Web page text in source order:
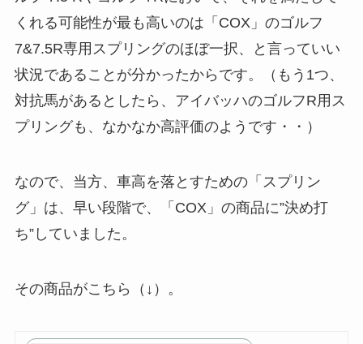
くれる可能性が最も高いのは「COX」のゴルフ
7&7.5R専用スプリングのほぼ一択、と言っていい
状況であることが分かったからです。（もう1つ、
対抗馬があるとしたら、アイバッハのゴルフR用ス
プリングも、なかなか高評価のようです・・）
なので、当方、車高を落とすための「スプリン
グ」は、早い段階で、「COX」の商品に”決め打
ち”していました。
その商品がこちら（↓）。